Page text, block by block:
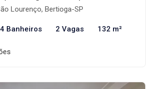
Lourenço, Bertioga-SP
4 Banheiros 2 Vagas 132 m²